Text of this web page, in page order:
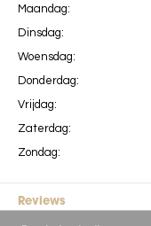
Maandag:
Dinsdag:
Woensdag:
Donderdag:
Vrijdag:
Zaterdag:
Zondag:
Reviews